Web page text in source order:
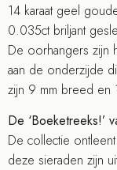
14 karaat geel
0.035ct briljant
De oorhangers zijn
aan de onderzijde
zijn 9 mm breed en
De ‘Boeketreeks!’
De collectie
deze sieraden zijn